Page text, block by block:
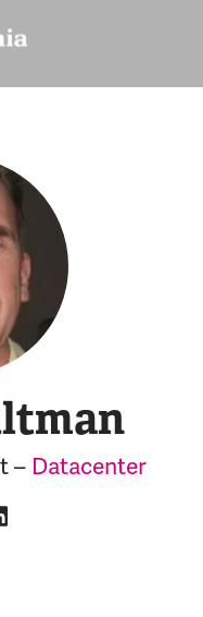
– Datacenter